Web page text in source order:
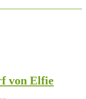
von Elfie